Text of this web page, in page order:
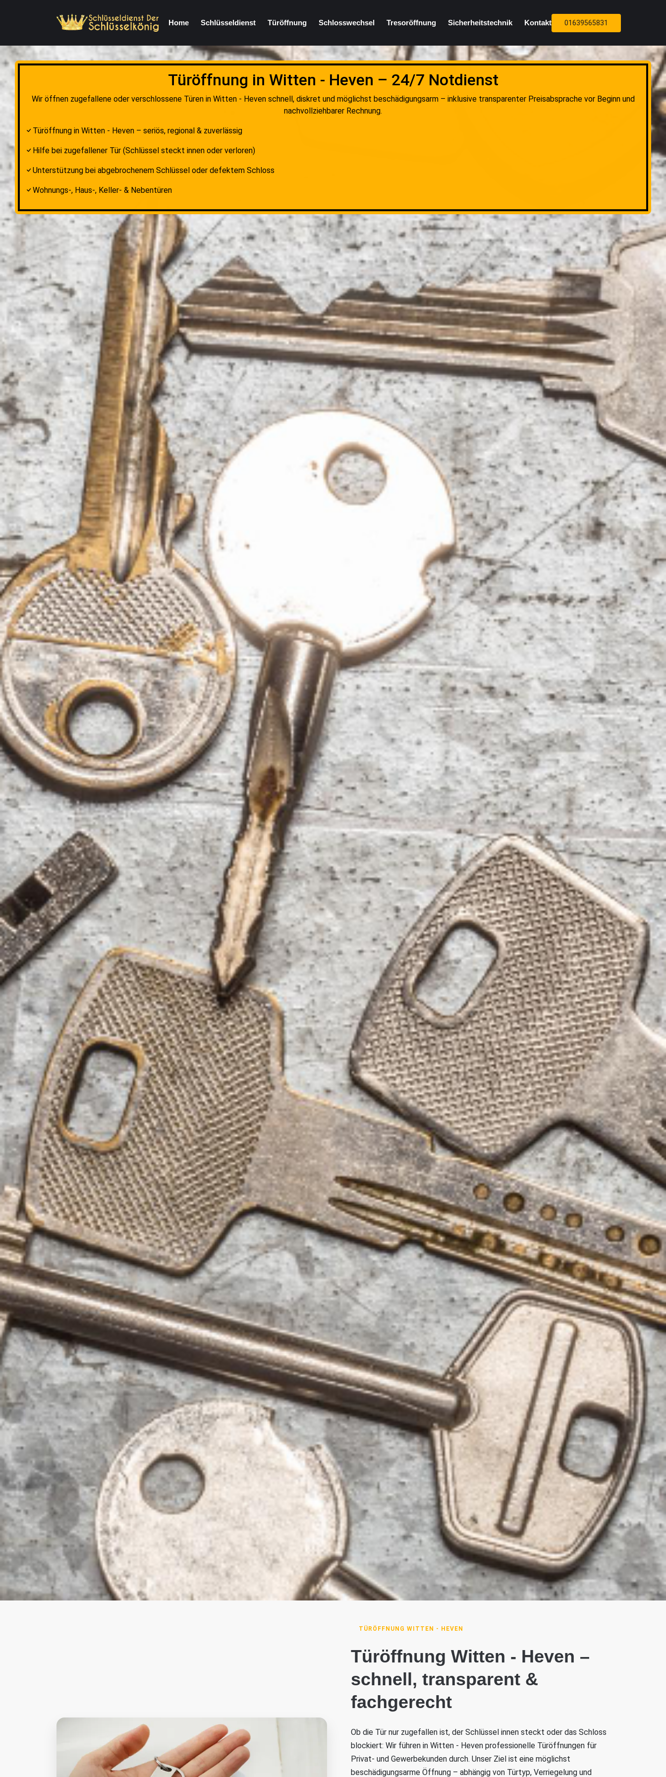
Home Schlüsseldienst Türöffnung Schlosswechsel Tresoröffnung Sicherheitstechnik Kontakt 01639565831
Türöffnung in Witten - Heven – 24/7 Notdienst
Wir öffnen zugefallene oder verschlossene Türen in Witten - Heven schnell, diskret und möglichst beschädigungsarm – inklusive transparenter Preisabsprache vor Beginn und
nachvollziehbarer Rechnung.
Türöffnung in Witten - Heven – seriös, regional & zuverlässig
Hilfe bei zugefallener Tür (Schlüssel steckt innen oder verloren)
Unterstützung bei abgebrochenem Schlüssel oder defektem Schloss
Wohnungs-, Haus-, Keller- & Nebentüren
TÜRÖFFNUNG WITTEN - HEVEN
Türöffnung Witten - Heven –
schnell, transparent &
fachgerecht
Ob die Tür nur zugefallen ist, der Schlüssel innen steckt oder das Schloss
blockiert: Wir führen in Witten - Heven professionelle Türöffnungen für
Privat- und Gewerbekunden durch. Unser Ziel ist eine möglichst
beschädigungsarme Öffnung – abhängig von Türtyp, Verriegelung und